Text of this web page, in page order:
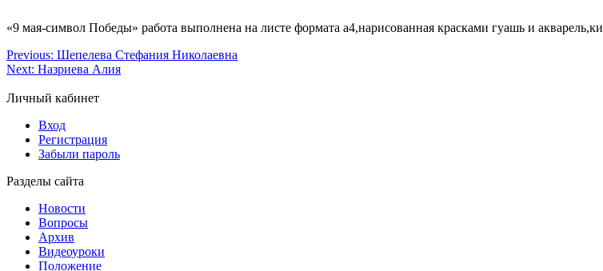
«9 мая-символ Победы» работа выполнена на листе формата а4,нарисованная красками гуашь и акварель,ки
Previous: Шепелева Стефания Николаевна
Next: Назриева Алия
Личный кабинет
Вход
Регистрация
Забыли пароль
Разделы сайта
Новости
Вопросы
Архив
Видеоуроки
Положение